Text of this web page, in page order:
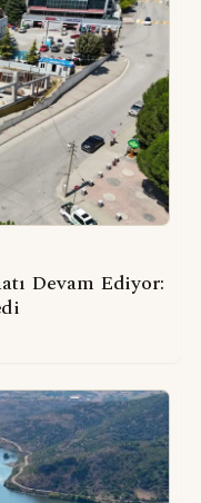
Devam Ediyor: